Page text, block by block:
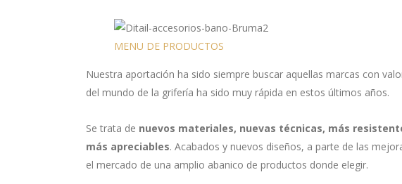
MENU DE PRODUCTOS
Nuestra aportación ha sido siempre buscar aquellas marcas con
del mundo de la grifería ha sido muy rápida en estos últimos años.
Se trata de nuevos materiales, nuevas técnicas, más
más apreciables. Acabados y nuevos diseños, a parte de las
el mercado de una amplio abanico de productos donde elegir.